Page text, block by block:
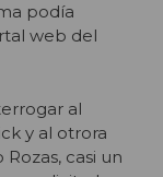
podía
web del
al
y al otrora
casi un